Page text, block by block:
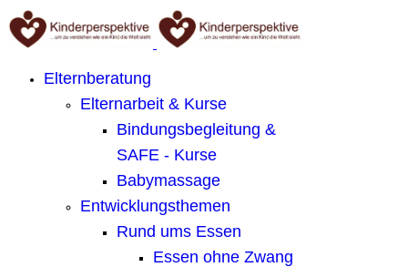
Elternberatung
Elternarbeit & Kurse
Bindungsbegleitung &
SAFE - Kurse
Babymassage
Entwicklungsthemen
Rund ums Essen
Essen ohne Zwang